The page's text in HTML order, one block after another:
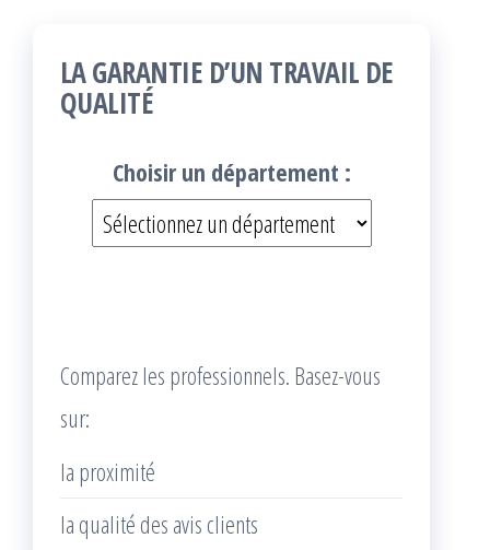
LA GARANTIE D’UN TRAVAIL DE
QUALITÉ
Choisir un département :
Comparez les professionnels. Basez-vous
sur:
la proximité
la qualité des avis clients